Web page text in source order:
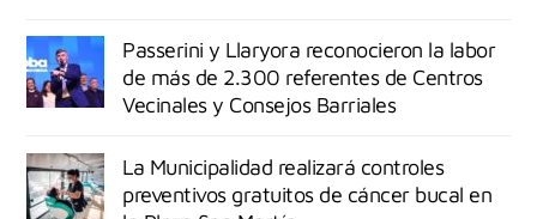
Passerini y Llaryora reconocieron la labor
de más de 2.300 referentes de Centros
Vecinales y Consejos Barriales
La Municipalidad realizará controles
preventivos gratuitos de cáncer bucal en